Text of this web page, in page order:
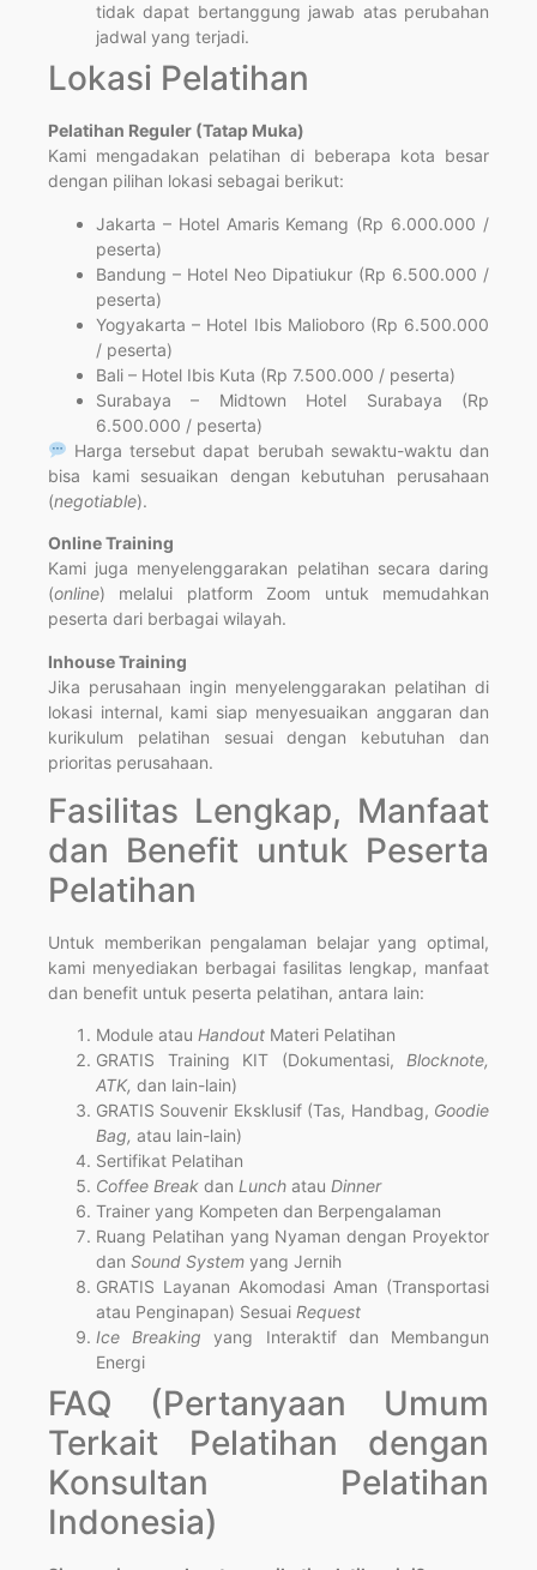
tidak dapat bertanggung jawab atas perubahan
jadwal yang terjadi.
Lokasi Pelatihan
Pelatihan Reguler (Tatap Muka)
Kami mengadakan pelatihan di beberapa kota besar
dengan pilihan lokasi sebagai berikut:
Jakarta – Hotel Amaris Kemang (Rp 6.000.000 /
peserta)
Bandung – Hotel Neo Dipatiukur (Rp 6.500.000 /
peserta)
Yogyakarta – Hotel Ibis Malioboro (Rp 6.500.000
/ peserta)
Bali – Hotel Ibis Kuta (Rp 7.500.000 / peserta)
Surabaya – Midtown Hotel Surabaya (Rp
6.500.000 / peserta)
Harga tersebut dapat berubah sewaktu-waktu dan
bisa kami sesuaikan dengan kebutuhan perusahaan
(negotiable).
Online Training
Kami juga menyelenggarakan pelatihan secara daring
(online) melalui platform Zoom untuk memudahkan
peserta dari berbagai wilayah.
Inhouse Training
Jika perusahaan ingin menyelenggarakan pelatihan di
lokasi internal, kami siap menyesuaikan anggaran dan
kurikulum pelatihan sesuai dengan kebutuhan dan
prioritas perusahaan.
Fasilitas Lengkap, Manfaat
dan Benefit untuk Peserta
Pelatihan
Untuk memberikan pengalaman belajar yang optimal,
kami menyediakan berbagai fasilitas lengkap, manfaat
dan benefit untuk peserta pelatihan, antara lain:
Module atau Handout Materi Pelatihan
GRATIS Training KIT (Dokumentasi, Blocknote,
ATK, dan lain-lain)
GRATIS Souvenir Eksklusif (Tas, Handbag, Goodie
Bag, atau lain-lain)
Sertifikat Pelatihan
Coffee Break dan Lunch atau Dinner
Trainer yang Kompeten dan Berpengalaman
Ruang Pelatihan yang Nyaman dengan Proyektor
dan Sound System yang Jernih
GRATIS Layanan Akomodasi Aman (Transportasi
atau Penginapan) Sesuai Request
Ice Breaking yang Interaktif dan Membangun
Energi
FAQ (Pertanyaan Umum
Terkait Pelatihan dengan
Konsultan Pelatihan
Indonesia)